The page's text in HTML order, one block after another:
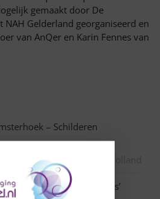
gemaakt door De
Gelderland georganiseerd en
van AnQer en Karin Fennes van
– Schilderen
‘Van niets naar iets moois’